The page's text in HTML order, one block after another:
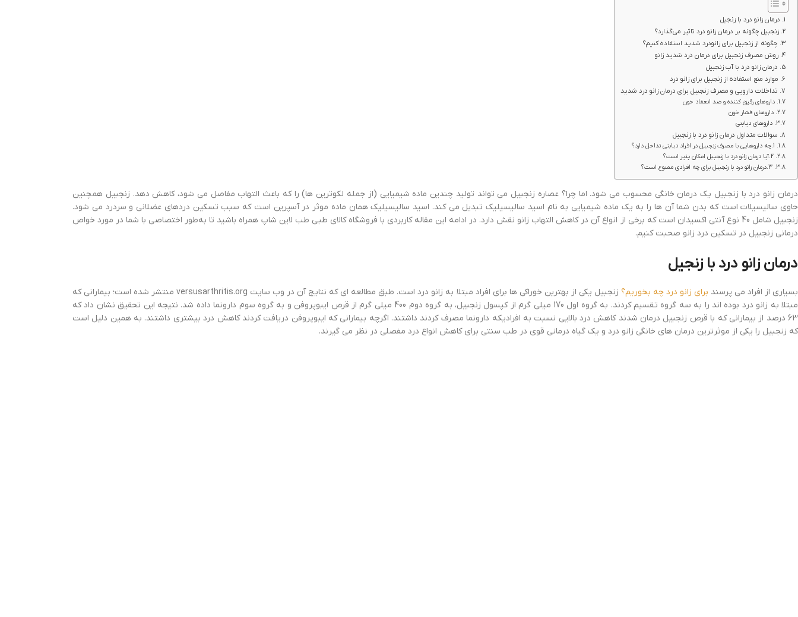
درمان زانو درد با زنجیل
زنجبیل چگونه بر درمان زانو درد تاثیر می‌گذارد؟
چگونه از زنجبیل برای زانودرد شدید استفاده کنیم؟
روش مصرف زنجبیل برای درمان درد شدید زانو
درمان زانو درد با آب زنجبیل
موارد منع استفاده از زنجبیل برای زانو درد
تداخلات دارویی و مصرف زنجبیل برای درمان زانو درد شدید
داروهای رقیق کننده و ضد انعقاد خون
داروهای فشار خون
داروهای دیابتی
سوالات متداول درمان زانو درد با زنجبیل
1.چه داروهایی با مصرف زنجبیل در افراد دیابتی تداخل دارد؟
2.آیا درمان زانو درد با زنجبیل امکان پذیر است؟
3.درمان زانو درد با زنجبیل برای چه افرادی ممنوع است؟
درمان زانو درد با زنجبیل یک درمان خانگی محسوب می شود. اما چرا؟ عصاره زنجبیل می تواند تولید چندین ماده شیمیایی (از جمله لکوترین ها) را که باعث التهاب مفاصل می شود، کاهش دهد. زنجبیل همچنین
حاوی سالیسیلات است که بدن شما آن ها را به یک ماده شیمیایی به نام اسید سالیسیلیک تبدیل می کند. اسید سالیسیلیک همان ماده موثر در آسپرین است که سبب تسکین دردهای عضلانی و سردرد می شود.
زنجبیل شامل 40 نوع آنتی اکسیدان است که برخی از انواع آن در کاهش التهاب زانو نقش دارد.
در ادامه این مقاله کاربردی با فروشگاه کالای طبی طب لاین شاپ همراه باشید تا به‌طور اختصاصی با شما در مورد خواص
درمانی زنجبیل در تسکین درد زانو صحبت کنیم.
درمان زانو درد با زنجیل
بسیاری از افراد می پرسند برای زانو درد چه بخوریم؟
زنجبیل یکی از بهترین خوراکی ها برای افراد مبتلا به زانو درد است. طبق مطالعه ای که نتایج آن در وب سایت versusarthritis.org منتشر شده است؛ بیمارانی که
مبتلا به زانو درد بوده اند را به سه گروه تقسیم کردند. به گروه اول 170 میلی گرم از کپسول زنجبیل، به گروه دوم 400 میلی گرم از قرص ایبوپروفن و به گروه سوم دارونما داده شد. نتیجه این تحقیق نشان داد که
63 درصد از بیمارانی که با قرص زنجبیل درمان شدند کاهش درد بالایی نسبت به افرادیکه دارونما مصرف کردند داشتند. اگرچه بیمارانی که ایبوپروفن دریافت کردند کاهش درد بیشتری داشتند. به همین دلیل است
که زنجبیل را یکی از موثرترین درمان های خانگی زانو درد و یک گیاه درمانی قوی در طب سنتی برای کاهش انواع درد مفصلی در نظر می گیرند.